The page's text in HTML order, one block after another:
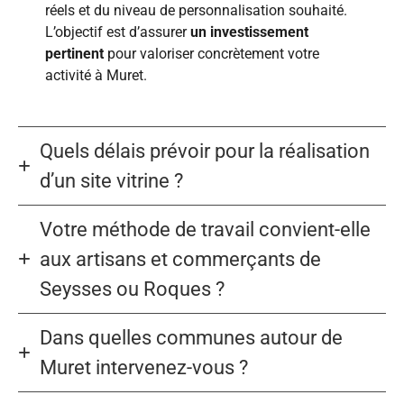
réels et du niveau de personnalisation souhaité.
L’objectif est d’assurerun investissement
pertinent pour valoriser concrètement votre
activité à Muret.
Quels délais prévoir pour la réalisation
d’un site vitrine ?
Votre méthode de travail convient-elle
aux artisans et commerçants de
Seysses ou Roques ?
Dans quelles communes autour de
Muret intervenez-vous ?